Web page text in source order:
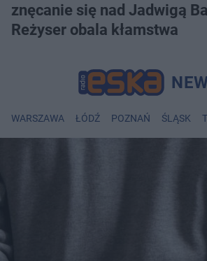
znęcanie się nad Jadwigą
Reżyser obala kłamstwa
WARSZAWA ŁÓDŹ POZNAŃ ŚLĄSK